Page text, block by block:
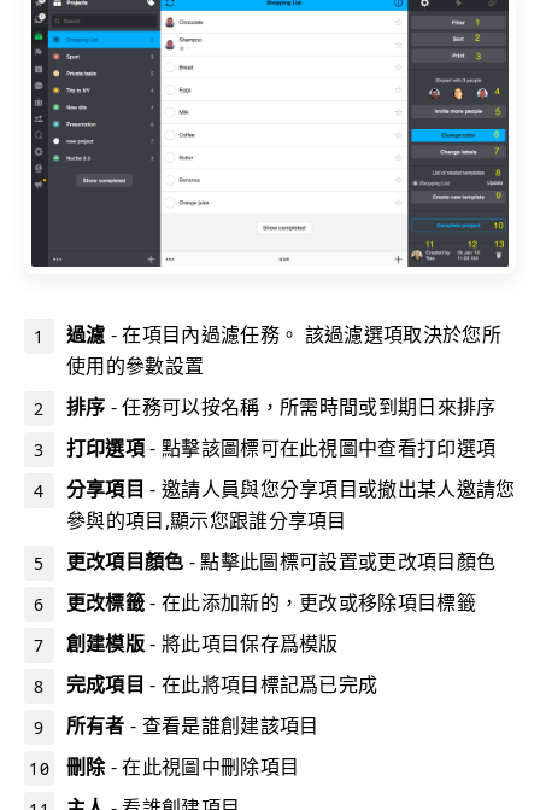
過濾 - 在項目內過濾任務。 該過濾選項取決於您所
使用的參數設置
排序 - 任務可以按名稱，所需時間或到期日來排序
打印選項- 點擊該圖標可在此視圖中查看打印選項
分享項目 - 邀請人員與您分享項目或撤出某人邀請您
參與的項目,顯示您跟誰分享項目
更改項目顏色 - 點擊此圖標可設置或更改項目顏色
更改標籤- 在此添加新的，更改或移除項目標籤
創建模版- 將此項目保存爲模版
完成項目 - 在此將項目標記爲已完成
所有者 - 查看是誰創建該項目
刪除- 在此視圖中刪除項目